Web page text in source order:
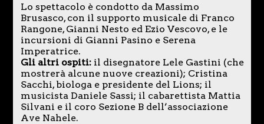
Lo spettacolo è condotto da Massimo
Brusasco, con il supporto musicale di Franco
Rangone, Gianni Nesto ed Ezio Vescovo, e le
incursioni di Gianni Pasino e Serena
Imperatrice.
Gli altri ospiti:il disegnatore Lele Gastini (che
mostrerà alcune nuove creazioni); Cristina
Sacchi, biologa e presidente del Lions; il
musicista Daniele Sassi; il cabarettista Mattia
Silvani e il coro Sezione B dell’associazione
Ave Nahele.